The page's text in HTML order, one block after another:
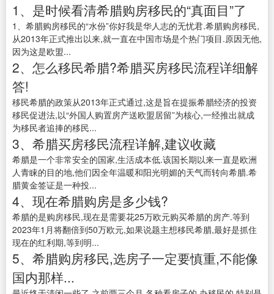
1、是时候看清希腊购房移民的“真面目”了
1、希腊购房移民的“水份”你好我是华人志的无忧君.希腊购房移民,
从2013年正式推出以来,就一直在中国市场是个热门项目.原因无他,
因为这是欧盟...
2、怎么移民希腊?希腊买房移民流程详细解
答!
移民希腊的政策从2013年正式通过,这是旨在提振希腊经济的投资
移民促进法,以“外国人购置房产送欧盟居留”为核心,一经推出就成
为移民者追捧的移民...
3、希腊买房移民流程详解,建议收藏
希腊是一个非常安全的国家,生活成本低.该国长期以来一直是欧洲
人青睐的目的地,他们因全年温暖和阳光明媚的天气而转向希腊.希
腊黄金签证是一种投...
4、现在希腊购房是多少钱?
希腊的是购房移民,现在是需要花25万欧元购买希腊的房产.等到
2023年1月将翻倍到50万欧元,如果说题主想移民希腊,最好是抓住
现在的红利期,等到明...
5、希腊购房移民,选房子一定要慎重,不能像
国内那样...